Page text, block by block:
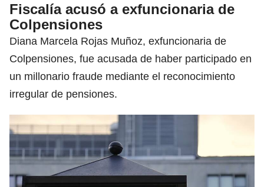
Fiscalía acusó a exfuncionaria de
Colpensiones
Diana Marcela Rojas Muñoz, exfuncionaria de
Colpensiones, fue acusada de haber participado en
un millonario fraude mediante el reconocimiento
irregular de pensiones.